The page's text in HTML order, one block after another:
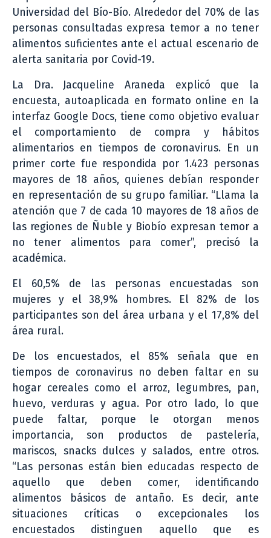
Universidad del Bío-Bío. Alrededor del 70% de las
personas consultadas expresa temor a no tener
alimentos suficientes ante el actual escenario de
alerta sanitaria por Covid-19.
La Dra. Jacqueline Araneda explicó que la
encuesta, autoaplicada en formato online en la
interfaz Google Docs, tiene como objetivo evaluar
el comportamiento de compra y hábitos
alimentarios en tiempos de coronavirus. En un
primer corte fue respondida por 1.423 personas
mayores de 18 años, quienes debían responder
en representación de su grupo familiar. “Llama la
atención que 7 de cada 10 mayores de 18 años de
las regiones de Ñuble y Biobío expresan temor a
no tener alimentos para comer”, precisó la
académica.
El 60,5% de las personas encuestadas son
mujeres y el 38,9% hombres. El 82% de los
participantes son del área urbana y el 17,8% del
área rural.
De los encuestados, el 85% señala que en
tiempos de coronavirus no deben faltar en su
hogar cereales como el arroz, legumbres, pan,
huevo, verduras y agua. Por otro lado, lo que
puede faltar, porque le otorgan menos
importancia, son productos de pastelería,
mariscos, snacks dulces y salados, entre otros.
“Las personas están bien educadas respecto de
aquello que deben comer, identificando
alimentos básicos de antaño. Es decir, ante
situaciones críticas o excepcionales los
encuestados distinguen aquello que es